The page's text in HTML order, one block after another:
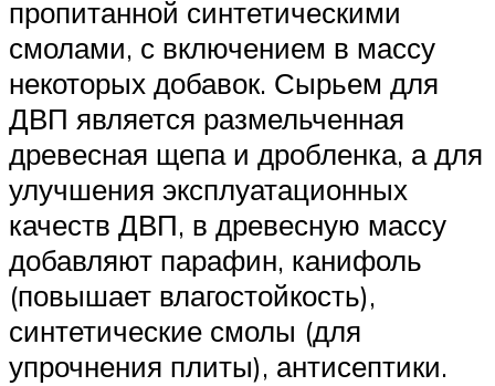
пропитанной синтетическими
смолами, с включением в массу
некоторых добавок. Сырьем для
ДВП является размельченная
древесная щепа и дробленка, а для
улучшения эксплуатационных
качеств ДВП, в древесную массу
добавляют парафин, канифоль
(повышает влагостойкость),
синтетические смолы (для
упрочнения плиты), антисептики.